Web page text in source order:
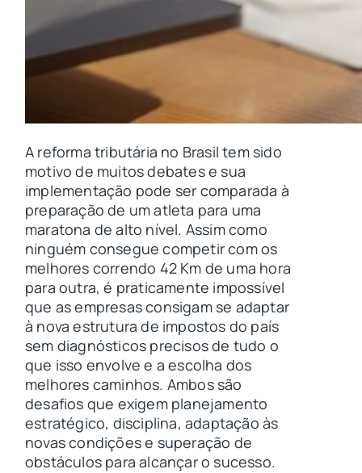
A reforma tributária no Brasil tem sido
motivo de muitos debates e sua
implementação pode ser comparada à
preparação de um atleta para uma
maratona de alto nível. Assim como
ninguém consegue competir com os
melhores correndo 42 Km de uma hora
para outra, é praticamente impossível
que as empresas consigam se adaptar
à nova estrutura de impostos do país
sem diagnósticos precisos de tudo o
que isso envolve e a escolha dos
melhores caminhos. Ambos são
desafios que exigem planejamento
estratégico, disciplina, adaptação às
novas condições e superação de
obstáculos para alcançar o sucesso.